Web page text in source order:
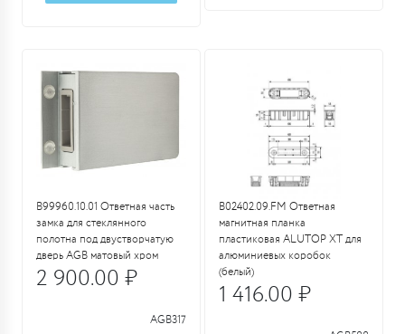
B99960.10.01 Ответная часть
замка для стеклянного
полотна под двустворчатую
дверь AGB матовый хром
2 900.00 ₽
AGB317
B02402.09.FM Ответная
магнитная планка
пластиковая ALUTOP XT для
алюминиевых коробок
(белый)
1 416.00 ₽